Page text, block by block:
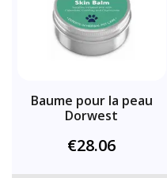
Baume pour la peau
Dorwest
€28.06